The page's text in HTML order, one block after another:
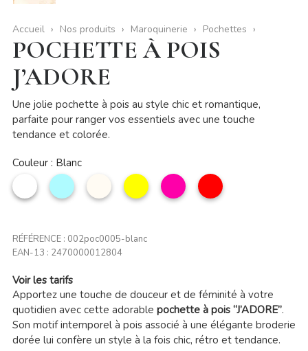
Accueil Nos produits Maroquinerie Pochettes
POCHETTE À POIS
J’ADORE
Une jolie pochette à pois au style chic et romantique,
parfaite pour ranger vos essentiels avec une touche
tendance et colorée.
Couleur : Blanc
Blanc
Bleu
ciel
Beige Jaune
Rose
profond
Rouge
RÉFÉRENCE : 002poc0005-blanc
EAN-13 : 2470000012804
Voir les tarifs
Apportez une touche de douceur et de féminité à votre
quotidien avec cette adorable pochette à pois “J’ADORE”.
Son motif intemporel à pois associé à une élégante broderie
dorée lui confère un style à la fois chic, rétro et tendance.